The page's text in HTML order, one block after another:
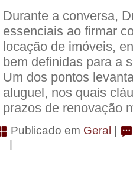
Durante a conversa,
essenciais ao firmar
locação de imóveis,
bem definidas para a
Um dos pontos
aluguel, nos quais
prazos de renovação
Publicado em Geral |
|